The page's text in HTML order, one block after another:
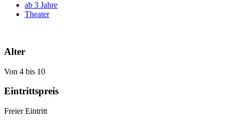
ab 3 Jahre
Theater
Alter
Von 4 bis 10
Eintrittspreis
Freier Eintritt